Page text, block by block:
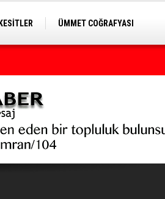
ÜMMET COĞRAFYASI